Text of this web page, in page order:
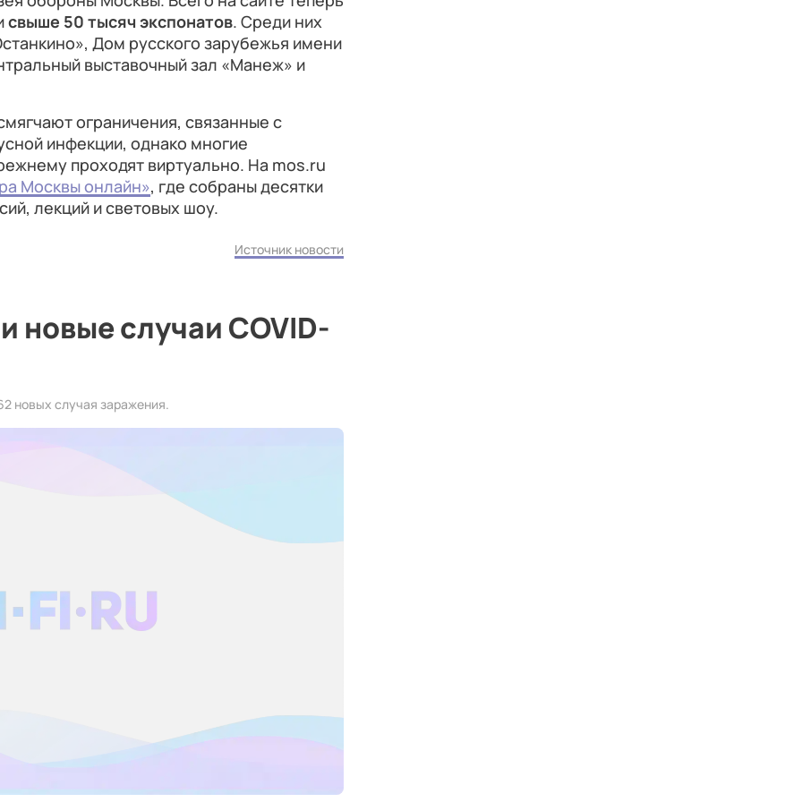
свыше 50 тысяч экспонатов. Среди них
Дом русского зарубежья имени
выставочный зал «Манеж» и
ограничения, связанные с
инфекции, однако многие
проходят виртуально. На mos.ru
Москвы онлайн», где собраны десятки
лекций и световых шоу.​
Источник новости
новые случаи COVID-
новых случая заражения.